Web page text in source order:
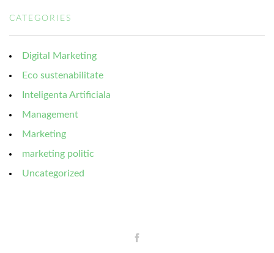
CATEGORIES
Digital Marketing
Eco sustenabilitate
Inteligenta Artificiala
Management
Marketing
marketing politic
Uncategorized